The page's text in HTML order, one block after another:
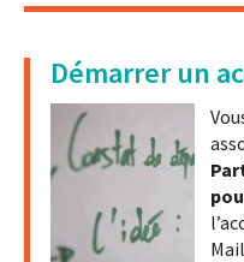
Démarrer un